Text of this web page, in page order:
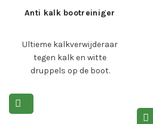
Anti kalk bootreiniger
Ultieme kalkverwijderaar
tegen kalk en witte
druppels op de boot.